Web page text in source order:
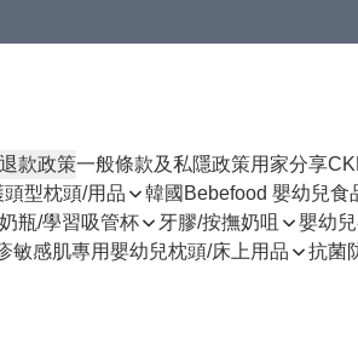
款政策一般條款及私隱政策用家分享
型枕頭/用品 韓國Bebefood 嬰幼兒食
奶瓶/學習吸管杯 牙膠/按撫奶咀 嬰幼
敏感肌專用嬰幼兒枕頭/床上用品 抗菌